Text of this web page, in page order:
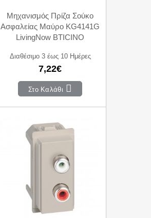
Μηχανισμός Πρίζα Σούκο
Ασφαλείας Μαύρο KG4141G
LivingNow BTICINO
Διαθέσιμο 3 έως 10 Ημέρες
7,22€
Στο Καλάθι